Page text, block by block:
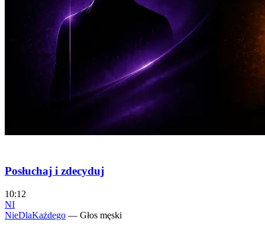
Posłuchaj i zdecyduj
10:12
NI
NieDlaKażdego — Głos męski